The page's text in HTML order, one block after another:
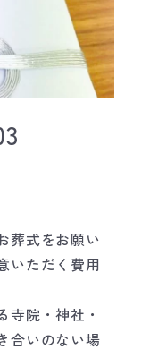
葬式をお願い
いただく費用
寺院・神社・
合いのない場